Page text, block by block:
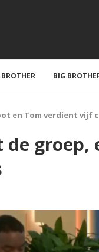
BIG
en Tom verdient vijf
groep,